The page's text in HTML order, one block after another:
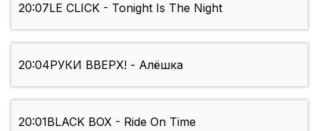
20:07LE CLICK - Tonight Is The Night
20:04РУКИ ВВЕРХ! - Алёшка
20:01BLACK BOX - Ride On Time